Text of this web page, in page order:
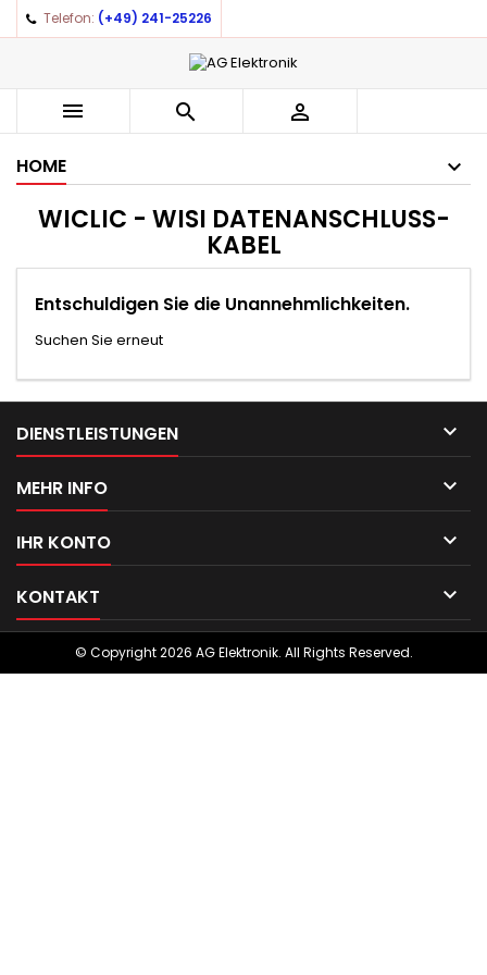
Telefon: (+49) 241-25226
  
HOME
WICLIC - WISI DATENANSCHLUSS-
KABEL
Entschuldigen Sie die Unannehmlichkeiten.
Suchen Sie erneut
DIENSTLEISTUNGEN 
MEHR INFO 
IHR KONTO 
KONTAKT 
© Copyright 2026 AG Elektronik. All Rights Reserved.